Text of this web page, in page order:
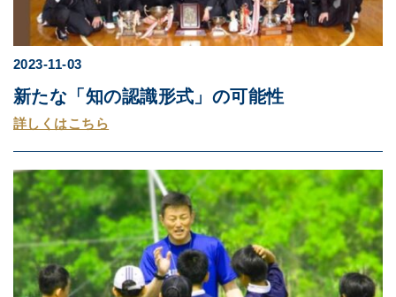
2023-11-03
新たな「知の認識形式」の可能性
詳しくはこちら